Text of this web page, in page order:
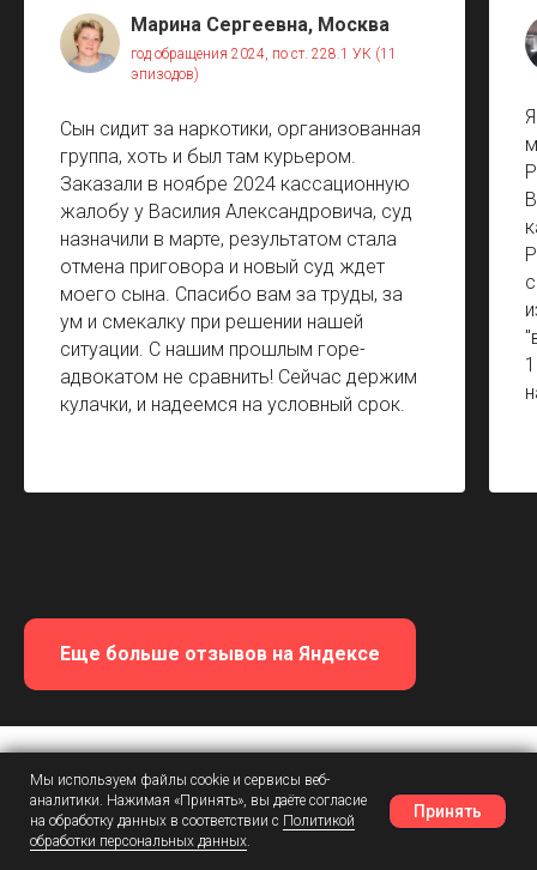
Марина Сергеевна, Москва
год обращения 2024, по ст. 228.1 УК (11
эпизодов)
Сын сидит за наркотики, организованная
группа, хоть и был там курьером.
Заказали в ноябре 2024 кассационную
жалобу у Василия Александровича, суд
назначили в марте, результатом стала
отмена приговора и новый суд ждет
моего сына. Спасибо вам за труды, за
ум и смекалку при решении нашей
ситуации. С нашим прошлым горе-
адвокатом не сравнить! Сейчас держим
кулачки, и надеемся на условный срок.
Еще больше отзывов на Яндексе
ОЦЕНКА НАШИХ КЛИЕНТОВ НА КАРТАХ — 5
ЗВЕЗД —ОСНОВАНА НА РЕАЛЬНЫХ ДЕЛАХ
Мы используем файлы cookie и сервисы веб-
аналитики. Нажимая «Принять», вы даёте согласие
на обработку данных в соответствии с Политикой
обработки персональных данных.
Принять
Наш Telegram Шансы